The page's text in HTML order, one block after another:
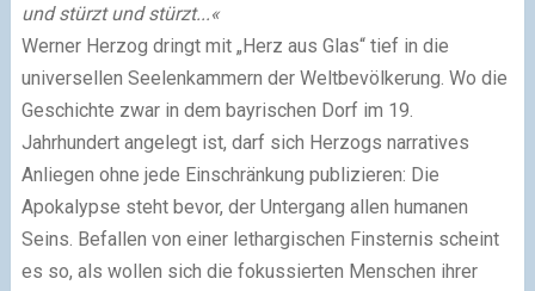
und stürzt und stürzt...«
Werner Herzog dringt mit „Herz aus Glas“ tief in die
universellen Seelenkammern der Weltbevölkerung. Wo die
Geschichte zwar in dem bayrischen Dorf im 19.
Jahrhundert angelegt ist, darf sich Herzogs narratives
Anliegen ohne jede Einschränkung publizieren: Die
Apokalypse steht bevor, der Untergang allen humanen
Seins. Befallen von einer lethargischen Finsternis scheint
es so, als wollen sich die fokussierten Menschen ihrer